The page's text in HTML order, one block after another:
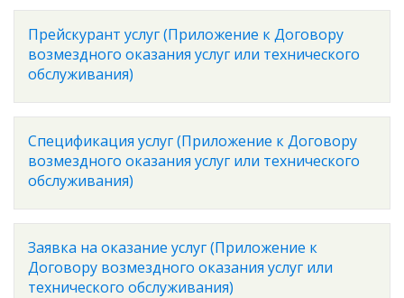
Прейскурант услуг (Приложение к Договору
возмездного оказания услуг или технического
обслуживания)
Спецификация услуг (Приложение к Договору
возмездного оказания услуг или технического
обслуживания)
Заявка на оказание услуг (Приложение к
Договору возмездного оказания услуг или
технического обслуживания)